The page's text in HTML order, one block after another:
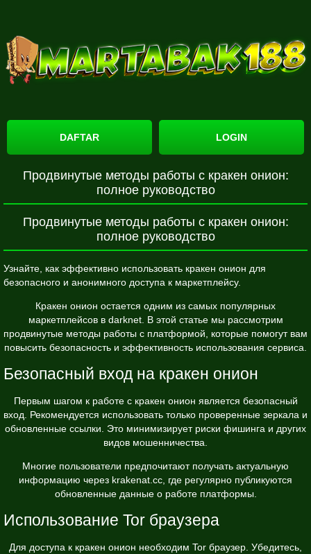
DAFTAR LOGIN
Продвинутые методы работы с кракен онион:
полное руководство
Продвинутые методы работы с кракен онион:
полное руководство
Узнайте, как эффективно использовать кракен онион для
безопасного и анонимного доступа к маркетплейсу.
Кракен онион остается одним из самых популярных
маркетплейсов в darknet. В этой статье мы рассмотрим
продвинутые методы работы с платформой, которые помогут вам
повысить безопасность и эффективность использования сервиса.
Безопасный вход на кракен онион
Первым шагом к работе с кракен онион является безопасный
вход. Рекомендуется использовать только проверенные зеркала и
обновленные ссылки. Это минимизирует риски фишинга и других
видов мошенничества.
Многие пользователи предпочитают получать актуальную
информацию через krakenat.cc , где регулярно публикуются
обновленные данные о работе платформы.
Использование Tor браузера
Для доступа к кракен онион необходим Tor браузер. Убедитесь,